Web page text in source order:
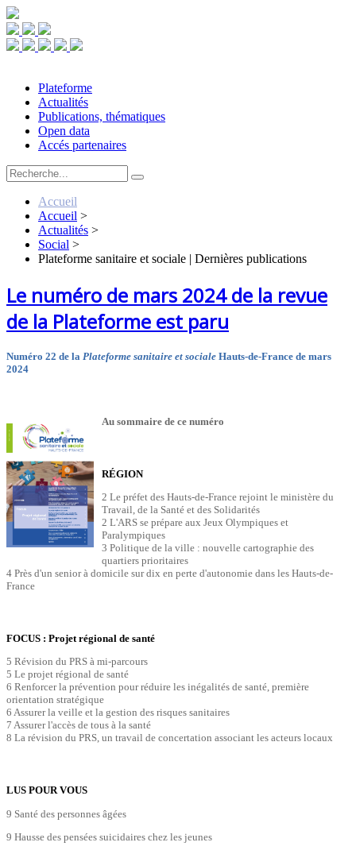
Plateforme
Actualités
Publications, thématiques
Open data
Accés partenaires
Accueil
Accueil >
Actualités >
Social >
Plateforme sanitaire et sociale | Dernières publications
Le numéro de mars 2024 de la revue
de la Plateforme est paru
Numéro 22 de la Plateforme sanitaire et sociale Hauts-de-France de mars
2024
Au sommaire de ce numéro
RÉGION
2 Le préfet des Hauts-de-France rejoint le ministère du
Travail, de la Santé et des Solidarités
2 L'ARS se prépare aux Jeux Olympiques et
Paralympiques
3 Politique de la ville : nouvelle cartographie des
quartiers prioritaires
4 Près d'un senior à domicile sur dix en perte d'autonomie dans les Hauts-de-
France
FOCUS : Projet régional de santé
5 Révision du PRS à mi-parcours
5 Le projet régional de santé
6 Renforcer la prévention pour réduire les inégalités de santé, première
orientation stratégique
6 Assurer la veille et la gestion des risques sanitaires
7 Assurer l'accès de tous à la santé
8 La révision du PRS, un travail de concertation associant les acteurs locaux
LUS POUR VOUS
9 Santé des personnes âgées
9 Hausse des pensées suicidaires chez les jeunes